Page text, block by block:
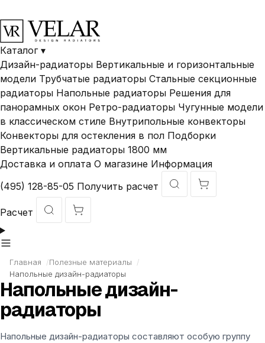
Каталог ▾
Дизайн-радиаторы Вертикальные и горизонтальные
модели Трубчатые радиаторы Стальные секционные
радиаторы Напольные радиаторы Решения для
панорамных окон Ретро-радиаторы Чугунные модели
в классическом стиле Внутрипольные конвекторы
Конвекторы для остекления в пол Подборки
Вертикальные радиаторы 1800 мм
Доставка и оплата О магазине Информация
(495) 128-85-05 Получить расчет
Расчет
Главная /Полезные материалы
/
Напольные дизайн-радиаторы
Напольные дизайн-
радиаторы
Напольные дизайн-радиаторы составляют особую группу